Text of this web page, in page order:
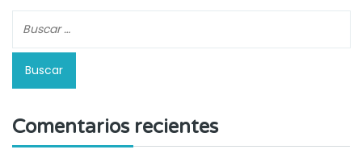
Comentarios recientes